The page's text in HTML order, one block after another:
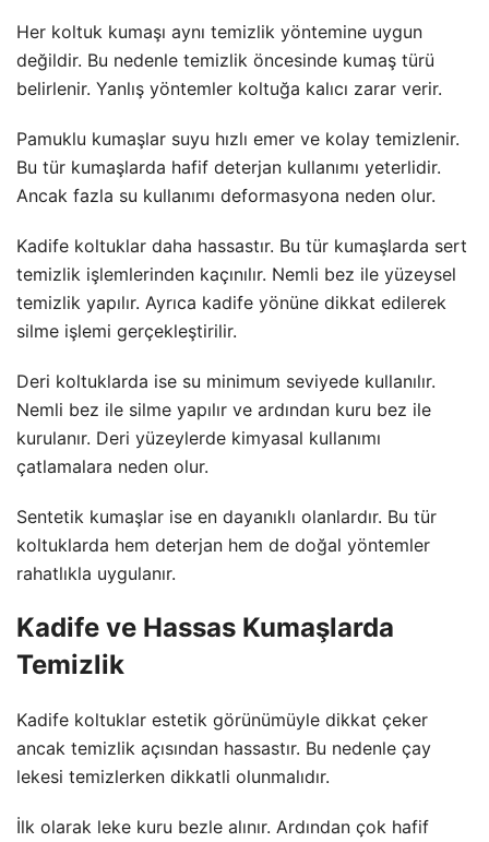
Her koltuk kumaşı aynı temizlik yöntemine uygun
değildir. Bu nedenle temizlik öncesinde kumaş türü
belirlenir. Yanlış yöntemler koltuğa kalıcı zarar verir.
Pamuklu kumaşlar suyu hızlı emer ve kolay temizlenir.
Bu tür kumaşlarda hafif deterjan kullanımı yeterlidir.
Ancak fazla su kullanımı deformasyona neden olur.
Kadife koltuklar daha hassastır. Bu tür kumaşlarda sert
temizlik işlemlerinden kaçınılır. Nemli bez ile yüzeysel
temizlik yapılır. Ayrıca kadife yönüne dikkat edilerek
silme işlemi gerçekleştirilir.
Deri koltuklarda ise su minimum seviyede kullanılır.
Nemli bez ile silme yapılır ve ardından kuru bez ile
kurulanır. Deri yüzeylerde kimyasal kullanımı
çatlamalara neden olur.
Sentetik kumaşlar ise en dayanıklı olanlardır. Bu tür
koltuklarda hem deterjan hem de doğal yöntemler
rahatlıkla uygulanır.
Kadife ve Hassas Kumaşlarda
Temizlik
Kadife koltuklar estetik görünümüyle dikkat çeker
ancak temizlik açısından hassastır. Bu nedenle çay
lekesi temizlerken dikkatli olunmalıdır.
İlk olarak leke kuru bezle alınır. Ardından çok hafif